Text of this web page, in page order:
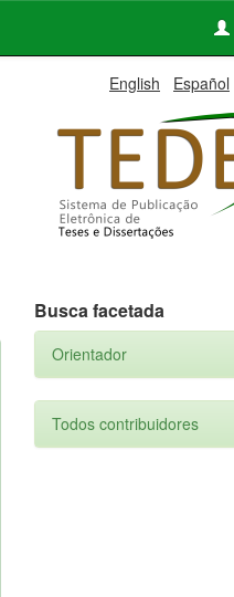
English Español
Busca facetada
Orientador
Todos contribuidores